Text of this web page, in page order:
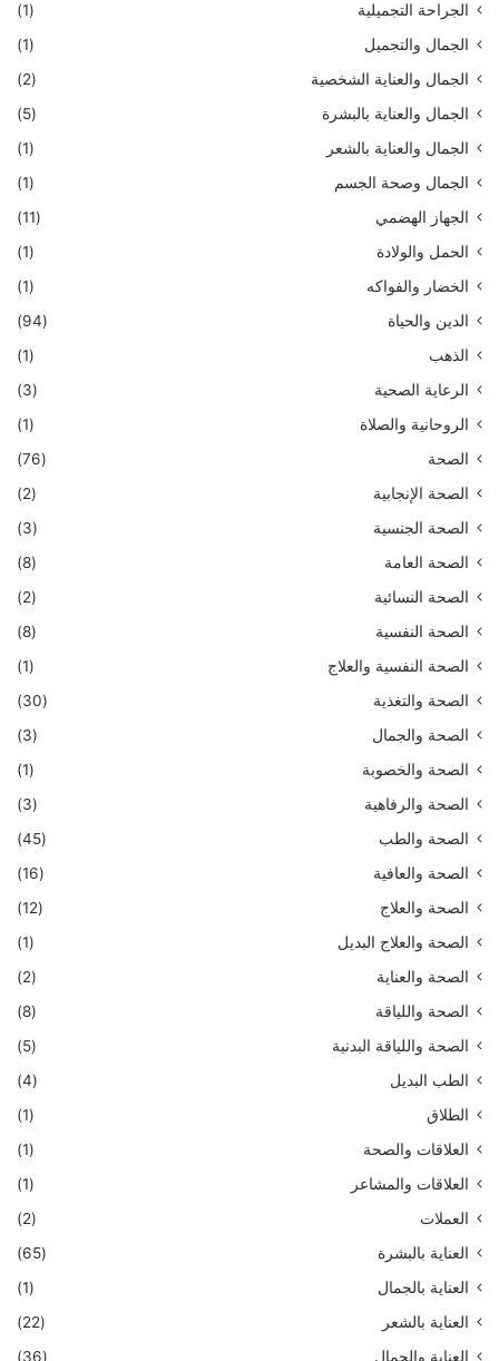
الجراحة التجميلية
(1)
الجمال والتجميل
(1)
الجمال والعناية الشخصية
(2)
الجمال والعناية بالبشرة
(5)
الجمال والعناية بالشعر
(1)
الجمال وصحة الجسم
(1)
الجهاز الهضمي
(11)
الحمل والولادة
(1)
الخضار والفواكه
(1)
الدين والحياة
(94)
الذهب
(1)
الرعاية الصحية
(3)
الروحانية والصلاة
(1)
الصحة
(76)
الصحة الإنجابية
(2)
الصحة الجنسية
(3)
الصحة العامة
(8)
الصحة النسائية
(2)
الصحة النفسية
(8)
الصحة النفسية والعلاج
(1)
الصحة والتغذية
(30)
الصحة والجمال
(3)
الصحة والخصوبة
(1)
الصحة والرفاهية
(3)
الصحة والطب
(45)
الصحة والعافية
(16)
الصحة والعلاج
(12)
الصحة والعلاج البديل
(1)
الصحة والعناية
(2)
الصحة واللياقة
(8)
الصحة واللياقة البدنية
(5)
الطب البديل
(4)
الطلاق
(1)
العلاقات والصحة
(1)
العلاقات والمشاعر
(1)
العملات
(2)
العناية بالبشرة
(65)
العناية بالجمال
(1)
العناية بالشعر
(22)
العناية والجمال
(36)